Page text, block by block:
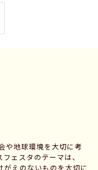
や地球環境を大切に考
ェスタのテーマは、
がえのないものを大切に